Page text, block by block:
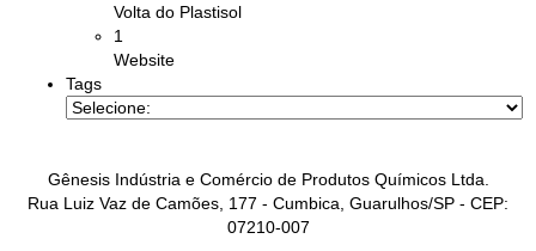
Volta do Plastisol
1
Website
Tags
Gênesis Indústria e Comércio de Produtos Químicos Ltda.
Rua Luiz Vaz de Camões, 177 - Cumbica, Guarulhos/SP - CEP:
07210-007